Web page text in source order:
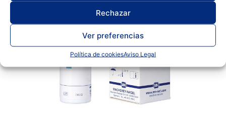
Rechazar
Ver preferencias
Política de cookiesAviso Legal